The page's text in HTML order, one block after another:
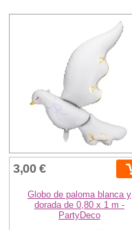
3,00 €
Globo de paloma blanca y
dorada de 0,80 x 1 m -
PartyDeco